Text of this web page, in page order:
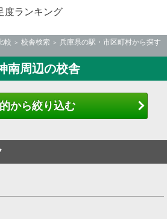
度ランキング
較 校舎検索
兵庫県の駅・市区町村から探す
南周辺の校舎
から絞り込む